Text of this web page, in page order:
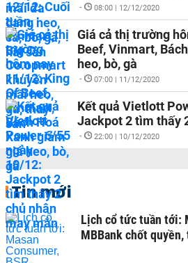
- 08:00 | 12/12/2020
Giá cả thị trường
Beef, Vinmart,
heo, bò, gà
- 07:00 | 11/12/2020
Kết quả Vietlott
Jackpot 2 tìm thấy
- 22:00 | 10/12/2020
Tin mới
Lịch cổ tức tuần tới:
MBBank chốt